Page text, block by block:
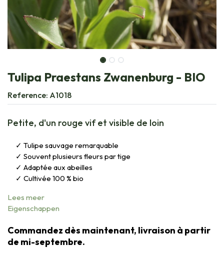
Tulipa Praestans Zwanenburg - BIO
Reference: A1018
Petite, d'un rouge vif et visible de loin
Tulipe sauvage remarquable
Souvent plusieurs fleurs par tige
Adaptée aux abeilles
Cultivée 100 % bio
Lees meer
Eigenschappen
Commandez dès maintenant, livraison à partir
de mi-septembre.